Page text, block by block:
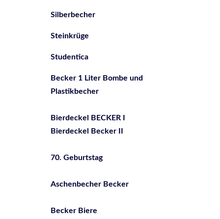
Silberbecher
Steinkrüge
Studentica
Becker 1 Liter Bombe und
Plastikbecher
Bierdeckel BECKER I
Bierdeckel Becker II
70. Geburtstag
Aschenbecher Becker
Becker Biere